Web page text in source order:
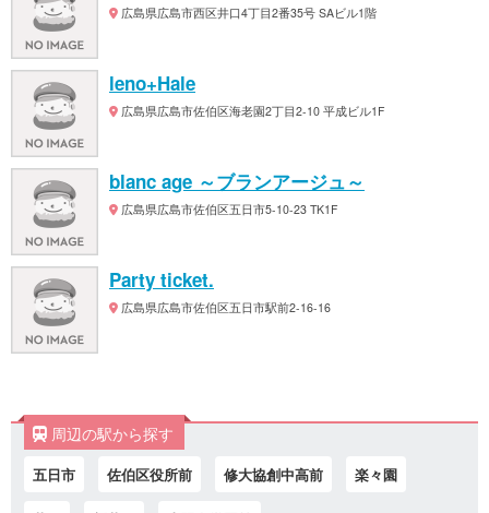
広島県広島市西区井口4丁目2番35号 SAビル1階
leno+Hale
広島県広島市佐伯区海老園2丁目2-10 平成ビル1F
blanc age ～ブランアージュ～
広島県広島市佐伯区五日市5-10-23 TK1F
Party ticket.
広島県広島市佐伯区五日市駅前2-16-16
周辺の駅から探す
五日市 佐伯区役所前 修大協創中高前 楽々園